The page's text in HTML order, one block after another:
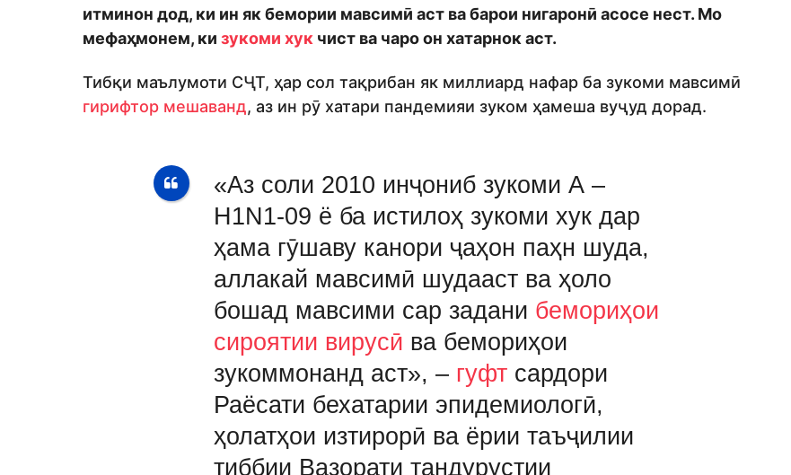
итминон дод, ки ин як бемории мавсимӣ аст ва барои нигаронӣ асосе нест. Мо
мефаҳмонем, ки зукоми хук чист ва чаро он хатарнок аст.
Тибқи маълумоти СҶТ, ҳар сол тақрибан як миллиард нафар ба зукоми мавсимӣ
гирифтор мешаванд, аз ин рӯ хатари пандемияи зуком ҳамеша вуҷуд дорад.
«Аз соли 2010 инҷониб зукоми А –
H1N1-09 ё ба истилоҳ зукоми хук дар
ҳама гӯшаву канори ҷаҳон паҳн шуда,
аллакай мавсимӣ шудааст ва ҳоло
бошад мавсими сар задани бемориҳои
сироятии вирусӣ ва бемориҳои
зукоммонанд аст», – гуфт сардори
Раёсати бехатарии эпидемиологӣ,
ҳолатҳои изтирорӣ ва ёрии таъҷилии
тиббии Вазорати тандурустии